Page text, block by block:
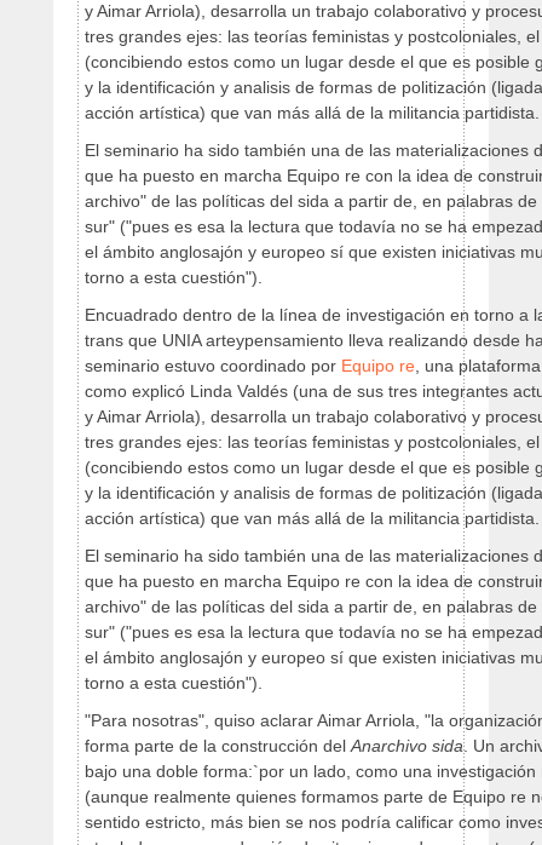
y Aimar Arriola), desarrolla un trabajo colaborativo y
tres grandes ejes: las teorías feministas y postcoloniales,
(concibiendo estos como un lugar desde el que es posible
y la identificación y analisis de formas de politización
acción artística) que van más allá de la militancia partidista.
El seminario ha sido también una de las materializaciones
que ha puesto en marcha Equipo re con la idea de
archivo" de las políticas del sida a partir de, en palabras
sur" ("pues es esa la lectura que todavía no se ha
el ámbito anglosajón y europeo sí que existen iniciativas
torno a esta cuestión").
Encuadrado dentro de la línea de investigación en torno a
trans que UNIA arteypensamiento lleva realizando desde
seminario estuvo coordinado por Equipo re , una
como explicó Linda Valdés (una de sus tres integrantes
y Aimar Arriola), desarrolla un trabajo colaborativo y
tres grandes ejes: las teorías feministas y postcoloniales,
(concibiendo estos como un lugar desde el que es posible
y la identificación y analisis de formas de politización
acción artística) que van más allá de la militancia partidista.
El seminario ha sido también una de las materializaciones
que ha puesto en marcha Equipo re con la idea de
archivo" de las políticas del sida a partir de, en palabras
sur" ("pues es esa la lectura que todavía no se ha
el ámbito anglosajón y europeo sí que existen iniciativas
torno a esta cuestión").
"Para nosotras", quiso aclarar Aimar Arriola, "la
forma parte de la construcción del Anarchivo sida. Un
bajo una doble forma:`por un lado, como una
(aunque realmente quienes formamos parte de Equipo re
sentido estricto, más bien se nos podría calificar como